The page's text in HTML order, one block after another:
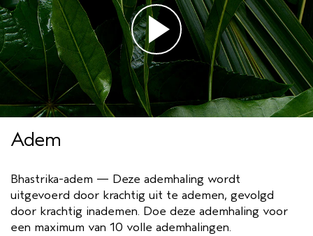
Adem
Bhastrika-adem — Deze ademhaling wordt
uitgevoerd door krachtig uit te ademen, gevolgd
door krachtig inademen. Doe deze ademhaling voor
een maximum van 10 volle ademhalingen.